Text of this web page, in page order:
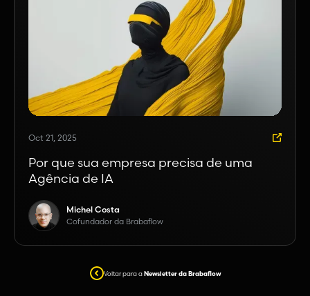
Oct 21, 2025
Por que sua empresa precisa de uma
Agência de IA
Michel Costa
Cofundador da Brabaflow
Voltar para aNewsletter da Brabaflow